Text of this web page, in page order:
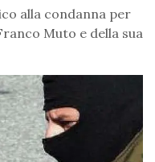
alla condanna per
Muto e della sua